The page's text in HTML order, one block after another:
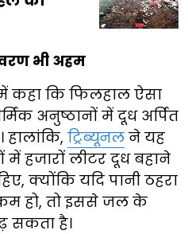
भी अहम
कहा कि फिलहाल ऐसा
अनुष्ठानों में दूध अर्पित
हालांकि, ट्रिब्यूनल ने यह
में हजारों लीटर दूध बहाने
क्योंकि यदि पानी ठहरा
हो, तो इससे जल के
सकता है।